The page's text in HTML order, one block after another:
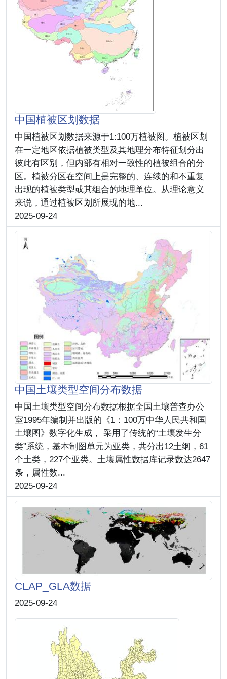
中国植被区划数据
中国植被区划数据来源于1:100万植被图。植被区划
在一定地区依据植被类型及其地理分布特征划分出
彼此有区别，但内部有相对一致性的植被组合的分
区。植被分区在空间上是完整的、连续的和不重复
出现的植被类型或其组合的地理单位。从理论意义
来说，通过植被区划所展现的地...
2025-09-24
中国土壤类型空间分布数据
中国土壤类型空间分布数据根据全国土壤普查办公
室1995年编制并出版的《1：100万中华人民共和国
土壤图》数字化生成， 采用了传统的“土壤发生分
类”系统，基本制图单元为亚类，共分出12土纲，61
个土类，227个亚类。土壤属性数据库记录数达2647
条，属性数...
2025-09-24
CLAP_GLA数据
2025-09-24